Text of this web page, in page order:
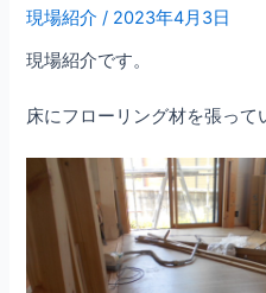
現場紹介 / 2023年4月3日
現場紹介です。
床にフローリング材を張って